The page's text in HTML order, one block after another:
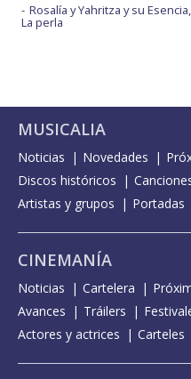
Rosalía y Yahritza y su Esencia,
La perla
MUSICALIA
Noticias Novedades
Discos históricos
Artistas y grupos
Portadas
CINEMANÍA
Noticias Cartelera
Avances
Tráilers
Actores y actrices
Carteles